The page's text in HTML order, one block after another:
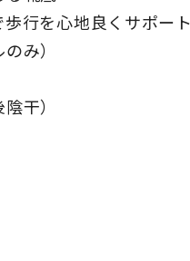
行を心地良くサポート
み）
干）